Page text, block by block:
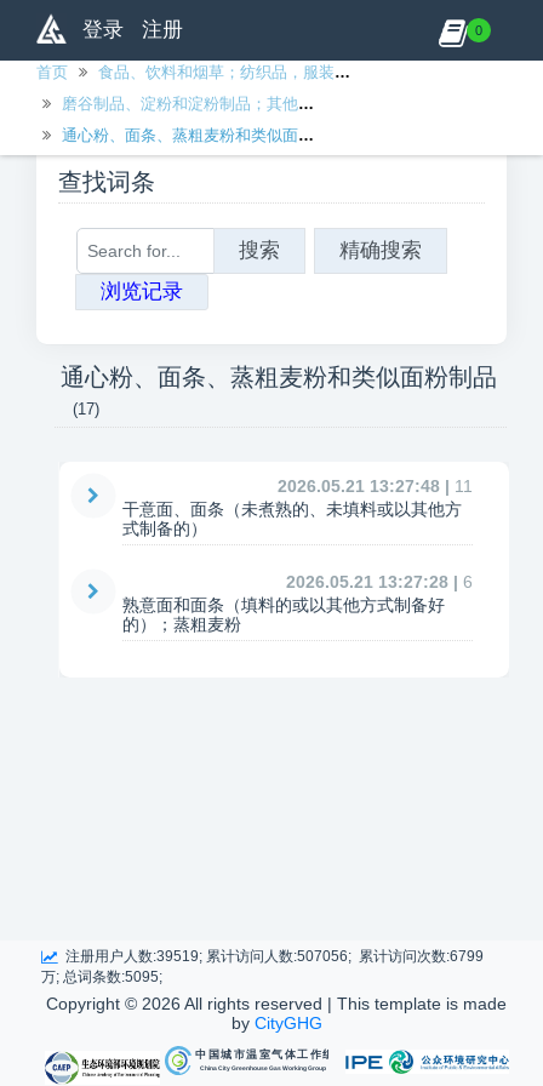
0
登录 注册
首页
食品、饮料和烟草；纺织品，服装和皮革制品
磨谷制品、淀粉和淀粉制品；其他食品
通心粉、面条、蒸粗麦粉和类似面粉制品
查找词条
搜索
精确搜索
浏览记录
通心粉、面条、蒸粗麦粉和类似面粉制品
(17)
2026.05.21 13:27:48 | 11
干意面、面条（未煮熟的、未填料或以其他方
式制备的）
2026.05.21 13:27:28 | 6
熟意面和面条（填料的或以其他方式制备好
的）；蒸粗麦粉
注册用户人数:39519; 累计访问人数:507056; 累计访问次数:6799
万; 总词条数:5095;
Copyright © 2026 All rights reserved | This template is made
by CityGHG
中国城市温室气体工作组
China City Greenhouse Gas Working Group